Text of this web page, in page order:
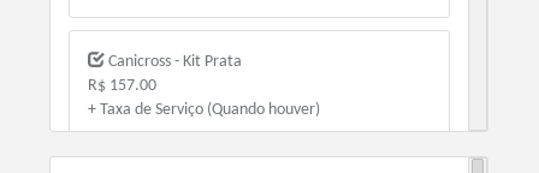
Canicross - Kit Prata
R$ 157.00
+ Taxa de Serviço (Quando houver)